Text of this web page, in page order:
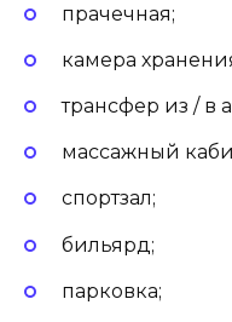
прачечная;
камера
трансфер из / в
массажный
спортзал;
бильярд;
парковка;